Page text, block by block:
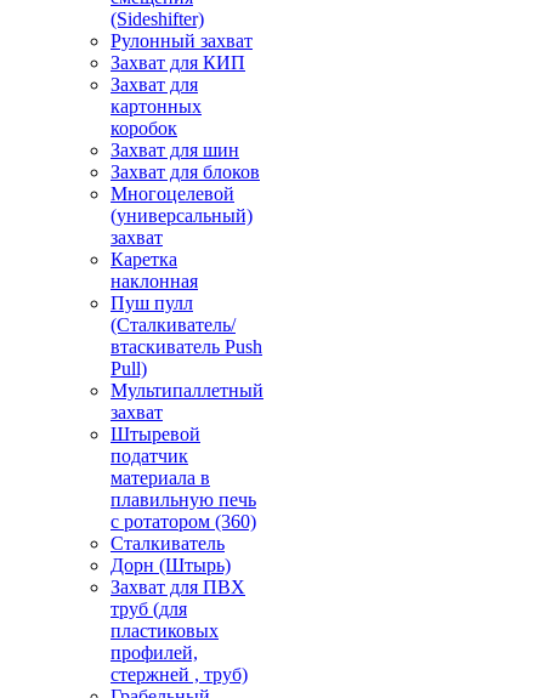
(Sideshifter)
Рулонный захват
Захват для КИП
Захват для
картонных
коробок
Захват для шин
Захват для блоков
Многоцелевой
(универсальный)
захват
Каретка
наклонная
Пуш пулл
(Сталкиватель/
втаскиватель Push
Pull)
Мультипаллетный
захват
Штыревой
податчик
материала в
плавильную печь
с ротатором (360)
Сталкиватель
Дорн (Штырь)
Захват для ПВХ
труб (для
пластиковых
профилей,
стержней , труб)